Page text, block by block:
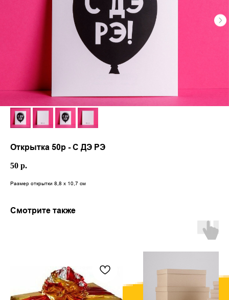
Открытка 50р - С ДЭ РЭ
50 р.
Размер открытки 8,8 х 10,7 см
Смотрите также